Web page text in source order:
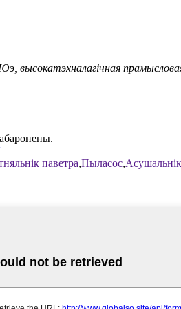
высокатэхналагічная
паветра,Пыласос,